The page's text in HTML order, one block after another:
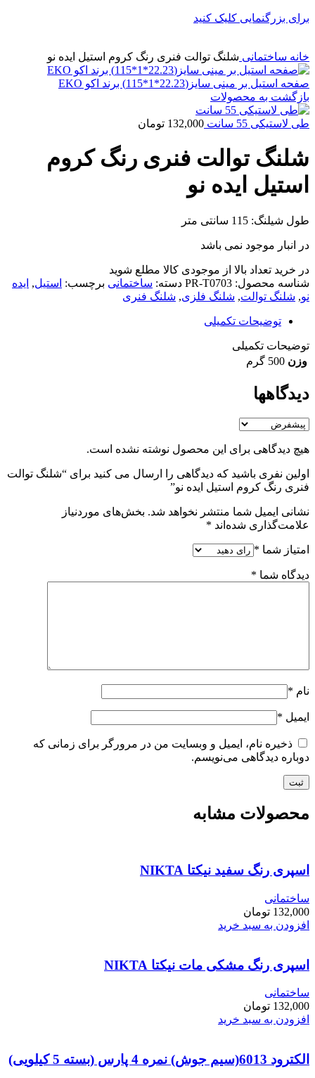
برای بزرگنمایی کلیک کنید
خانه ساختمانی شلنگ توالت فنری رنگ کروم استیل ایده نو
صفحه استیل بر مینی سایز(22.23*1*115) برند اکو EKO
بازگشت به محصولات
طی لاستیکی 55 سانت 132,000 تومان
شلنگ توالت فنری رنگ کروم
استیل ایده نو
طول شیلنگ: 115 سانتی متر
در انبار موجود نمی باشد
در خرید تعداد بالا از موجودی کالا مطلع شوید
شناسه محصول: PR-T0703 دسته: ساختمانی برچسب: استیل, ایده
نو, شلنگ توالت, شلنگ فلزی, شلنگ فنری
توضیحات تکمیلی
توضیحات تکمیلی
وزن 500 گرم
دیدگاهها
هیچ دیدگاهی برای این محصول نوشته نشده است.
اولین نفری باشید که دیدگاهی را ارسال می کنید برای “شلنگ توالت
فنری رنگ کروم استیل ایده نو”
نشانی ایمیل شما منتشر نخواهد شد. بخش‌های موردنیاز
علامت‌گذاری شده‌اند *
امتیاز شما *
دیدگاه شما *
نام *
ایمیل *
ذخیره نام، ایمیل و وبسایت من در مرورگر برای زمانی که
دوباره دیدگاهی می‌نویسم.
محصولات مشابه
اسپری رنگ سفید نیکتا NIKTA
ساختمانی
132,000 تومان
افزودن به سبد خرید
اسپری رنگ مشکی مات نیکتا NIKTA
ساختمانی
132,000 تومان
افزودن به سبد خرید
الکترود 6013(سیم جوش) نمره 4 پارس (بسته 5 کیلویی)